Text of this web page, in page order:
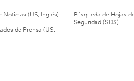
Noticias (US, Inglés)
de Prensa (US,
Búsqueda de Hojas
Seguridad (SDS)